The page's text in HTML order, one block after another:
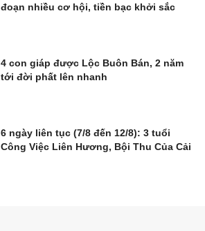
đoạn nhiều cơ hội, tiền bạc khởi sắc
4 con giáp được Lộc Buôn Bán, 2 năm
tới đời phất lên nhanh
6 ngày liên tục (7/8 đến 12/8): 3 tuổi
Công Việc Liên Hương, Bội Thu Của Cải